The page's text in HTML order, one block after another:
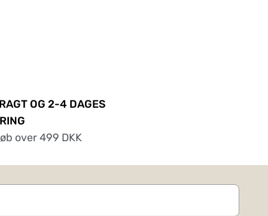
OG 2-4 DAGES
over 499 DKK